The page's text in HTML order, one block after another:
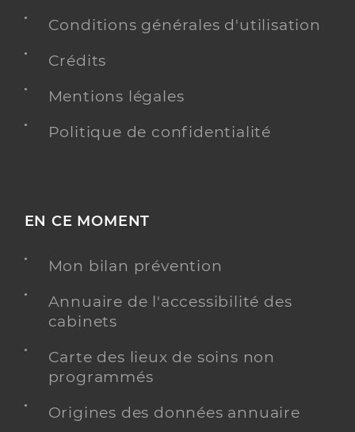
Conditions générales d'utilisation
Crédits
Mentions légales
Politique de confidentialité
EN CE MOMENT
Mon bilan prévention
Annuaire de l'accessibilité des
cabinets
Carte des lieux de soins non
programmés
Origines des données annuaire